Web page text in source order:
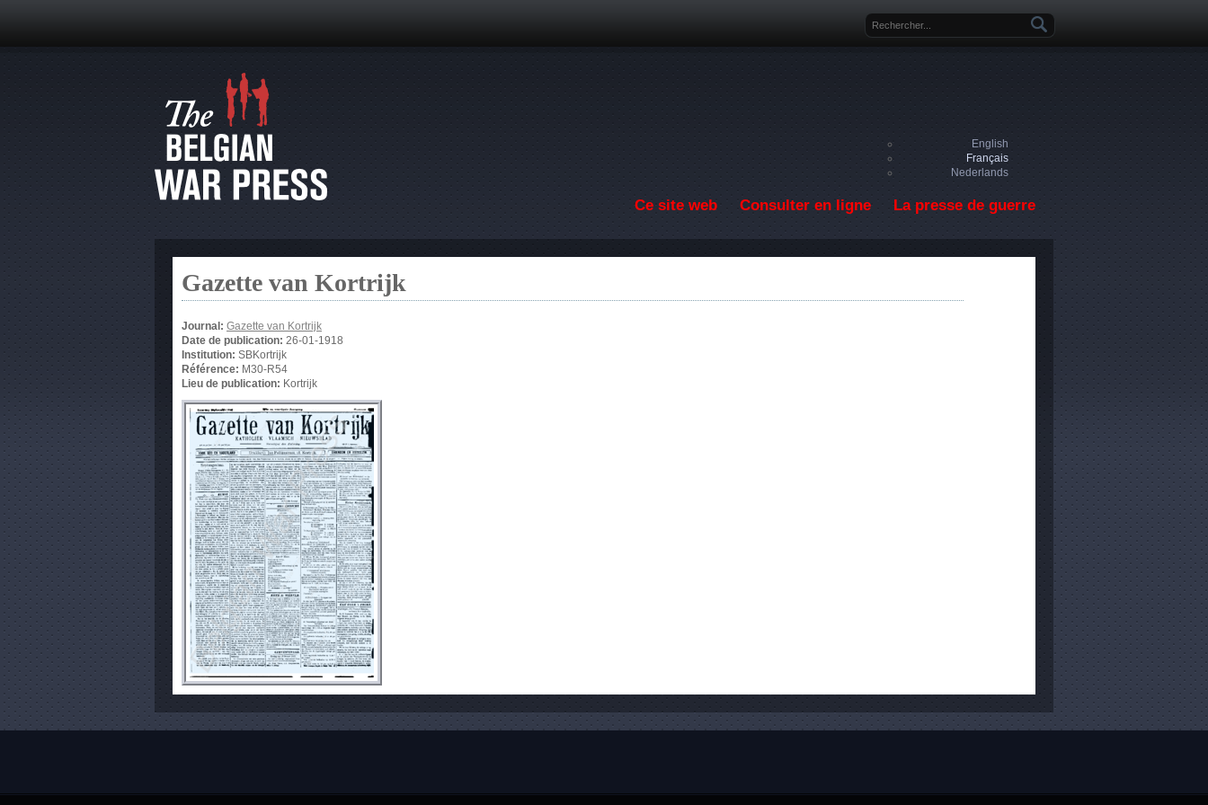
Formulaire de recherche
English
Français
Nederlands
Ce site web Consulter en ligne La presse de guerre
Gazette van Kortrijk
Journal: Gazette van Kortrijk
Date de publication: 26-01-1918
Institution: SBKortrijk
Référence: M30-R54
Lieu de publication: Kortrijk